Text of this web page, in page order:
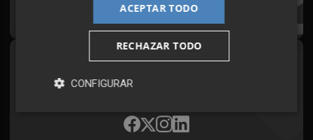
¡Quiero suscribirme!
Síguenos en redes
Plaza Podcast, desde cualquier medio
ACEPTAR TODO
RECHAZAR TODO
CONFIGURAR